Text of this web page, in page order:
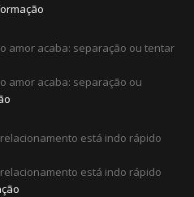
amor acaba: separação ou tentar
amor acaba: separação ou
está indo rápido
está indo rápido